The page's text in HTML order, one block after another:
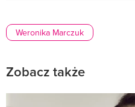
Weronika Marczuk
Zobacz także